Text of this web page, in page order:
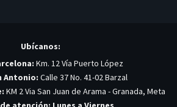
Ubícanos:
Km. 12 Vía Puerto López
Antonio: Calle 37 No. 41-02 Barzal
KM 2 Via San Juan de Arama - Granada, Meta